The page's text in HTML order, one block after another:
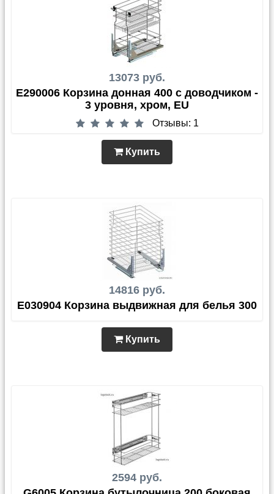
13073 руб.
E290006 Корзина донная 400 с доводчиком -
3 уровня, хром, EU
Отзывы: 1
Купить
14816 руб.
E030904 Корзина выдвижная для белья 300
Купить
2594 руб.